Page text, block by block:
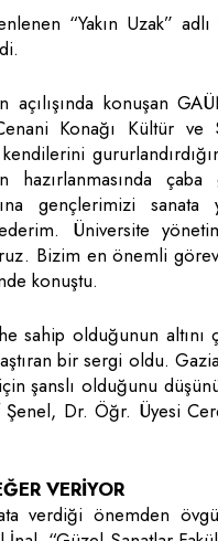
“Yakın Uzak”
açılışında konuşan
Konağı Kültür ve
hazırlanmasında
gençlerimizi
Üniversite
Bizim en önemli
konuştu.
sahip olduğunun
bir sergi oldu.
şanslı olduğunu
Dr. Öğr. Üyesi
VERİYOR
verdiği önemden